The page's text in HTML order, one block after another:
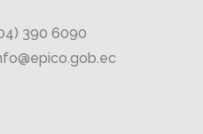
390 6090